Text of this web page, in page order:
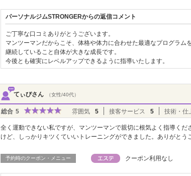
パーソナルジムSTRONGERからの返信コメント
ご丁寧な口コミありがとうございます。
マンツーマンだからこそ、体格や体力に合わせた最適なプログラム
継続していること自体が大きな成長です。
今後とも確実にレベルアップできるように指導いたします。
てぃびさん （女性/40代）
総合 5 雰囲気 5 接客サービス 5 技術・仕
全く運動できない私ですが、マンツーマンで親切に根気よく指導く
けど、しっかりキツくていいトレーニングができました。ありがとう
予約時のクーポン・メニュー クーポン利用なし